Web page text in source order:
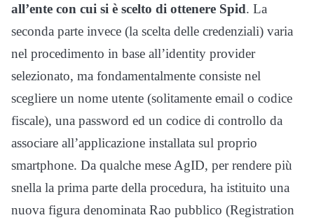
all’ente con cui si è scelto di ottenere Spid. La
seconda parte invece (la scelta delle credenziali) varia
nel procedimento in base all’identity provider
selezionato, ma fondamentalmente consiste nel
scegliere un nome utente (solitamente email o codice
fiscale), una password ed un codice di controllo da
associare all’applicazione installata sul proprio
smartphone. Da qualche mese AgID, per rendere più
snella la prima parte della procedura, ha istituito una
nuova figura denominata Rao pubblico (Registration